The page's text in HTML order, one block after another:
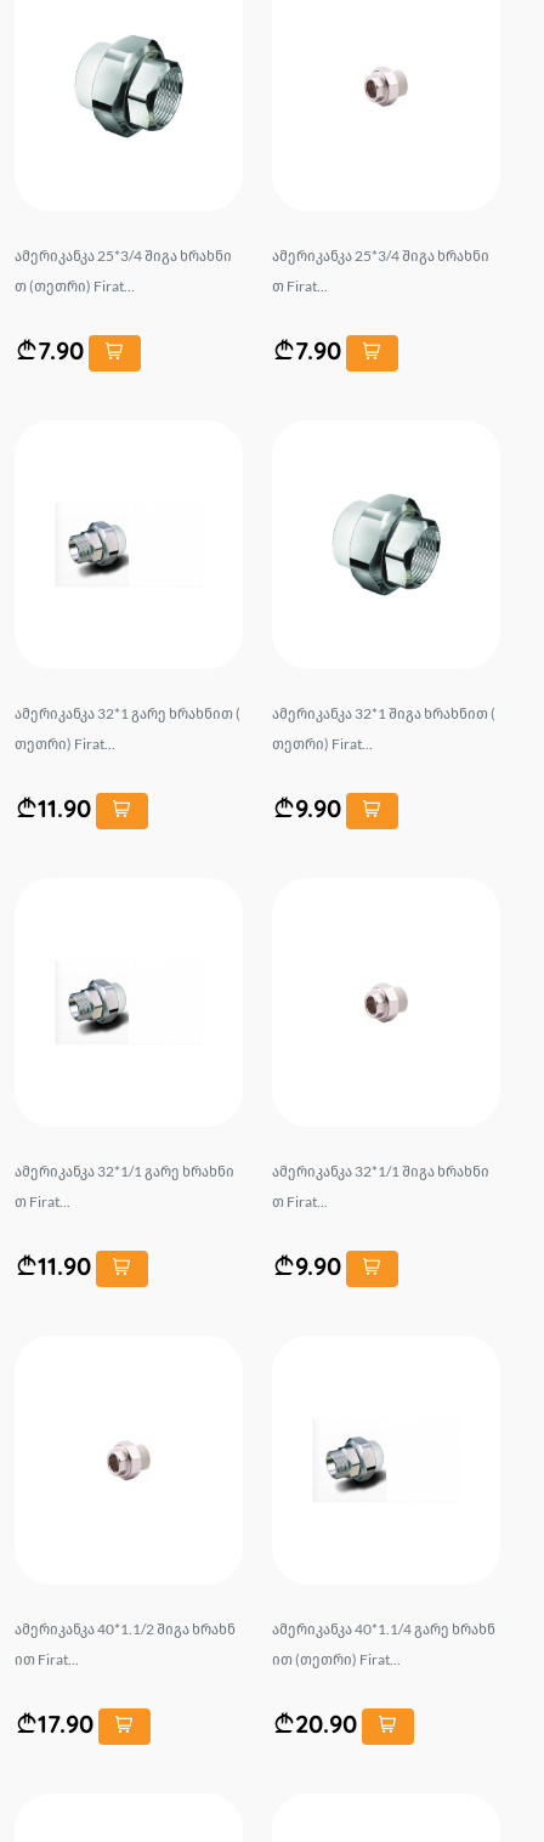
ამერიკანკა 25*3/4 შიგა ხრახნი
თ (თეთრი) Firat...
7.90
ამერიკანკა 25*3/4 შიგა ხრახნი
თ Firat...
7.90
ამერიკანკა 32*1 გარე ხრახნით (
თეთრი) Firat...
11.90
ამერიკანკა 32*1 შიგა ხრახნით (
თეთრი) Firat...
9.90
ამერიკანკა 32*1/1 გარე ხრახნი
თ Firat...
11.90
ამერიკანკა 32*1/1 შიგა ხრახნი
თ Firat...
9.90
ამერიკანკა 40*1.1/2 შიგა ხრახნ
ით Firat...
17.90
ამერიკანკა 40*1.1/4 გარე ხრახნ
ით (თეთრი) Firat...
20.90